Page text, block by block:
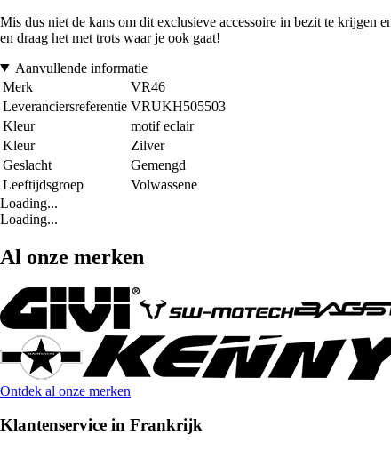
Mis dus niet de kans om dit exclusieve accessoire in bezit te krijgen
en draag het met trots waar je ook gaat!
Aanvullende informatie
Merk
VR46
Leveranciersreferentie VRUKH505503
Kleur
motif eclair
Kleur
Zilver
Geslacht
Gemengd
Leeftijdsgroep
Volwassene
Loading...
Loading...
Al onze merken
Ontdek al onze merken
Klantenservice in Frankrijk